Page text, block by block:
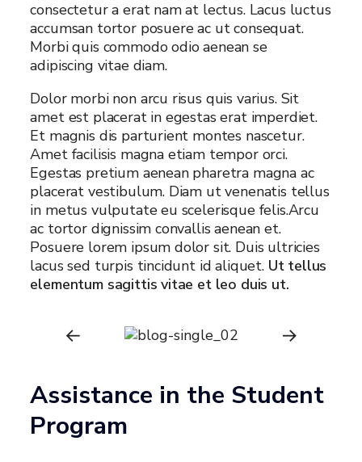
consectetur a erat nam at lectus. Lacus luctus
accumsan tortor posuere ac ut consequat.
Morbi quis commodo odio aenean se
adipiscing vitae diam.
Dolor morbi non arcu risus quis varius. Sit
amet est placerat in egestas erat imperdiet.
Et magnis dis parturient montes nascetur.
Amet facilisis magna etiam tempor orci.
Egestas pretium aenean pharetra magna ac
placerat vestibulum. Diam ut venenatis tellus
in metus vulputate eu scelerisque felis.Arcu
ac tortor dignissim convallis aenean et.
Posuere lorem ipsum dolor sit. Duis ultricies
lacus sed turpis tincidunt id aliquet. Ut tellus
elementum sagittis vitae et leo duis ut.
Assistance in the Student
Program